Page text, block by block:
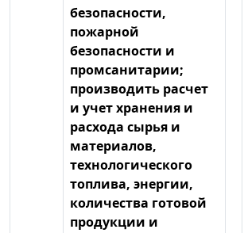
безопасности,
пожарной
безопасности и
промсанитарии;
производить расчет
и учет хранения и
расхода сырья и
материалов,
технологического
топлива, энергии,
количества готовой
продукции и